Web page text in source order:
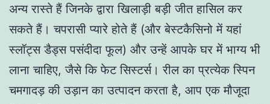
अन्य रास्ते हैं जिनके द्वारा खिलाड़ी बड़ी जीत हासिल कर
सकते हैं। चपरासी प्यारे होते हैं (और बेस्टकैसिनो में यहां
स्लॉट्स डैड्स पसंदीदा फूल) और उन्हें आपके घर में भाग्य भी
लाना चाहिए, जैसे कि फेट सिस्टर्स। रील का प्रत्येक स्पिन
चमगादड़ की उड़ान का उत्पादन करता है, आप एक मौजूदा